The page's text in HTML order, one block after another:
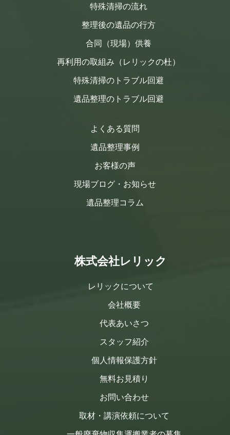
特殊清掃の流れ
整理後の遺品の行方
合同（現場）供養
再利用の取組み（レリックの杜）
特殊清掃のトラブル回避
遺品整理のトラブル回避
よくある質問
遺品整理事例
お客様の声
現場ブログ・お知らせ
遺品整理コラム
株式会社レリック
レリックについて
会社概要
代表あいさつ
スタッフ紹介
個人情報保護方針
無料お見積り
お問い合わせ
取材・講演依頼について